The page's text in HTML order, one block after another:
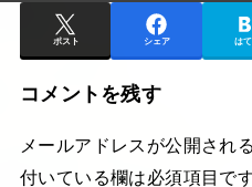
ポスト シェア は
コメントを残す
メールアドレスが公開され
付いている欄は必須項目で